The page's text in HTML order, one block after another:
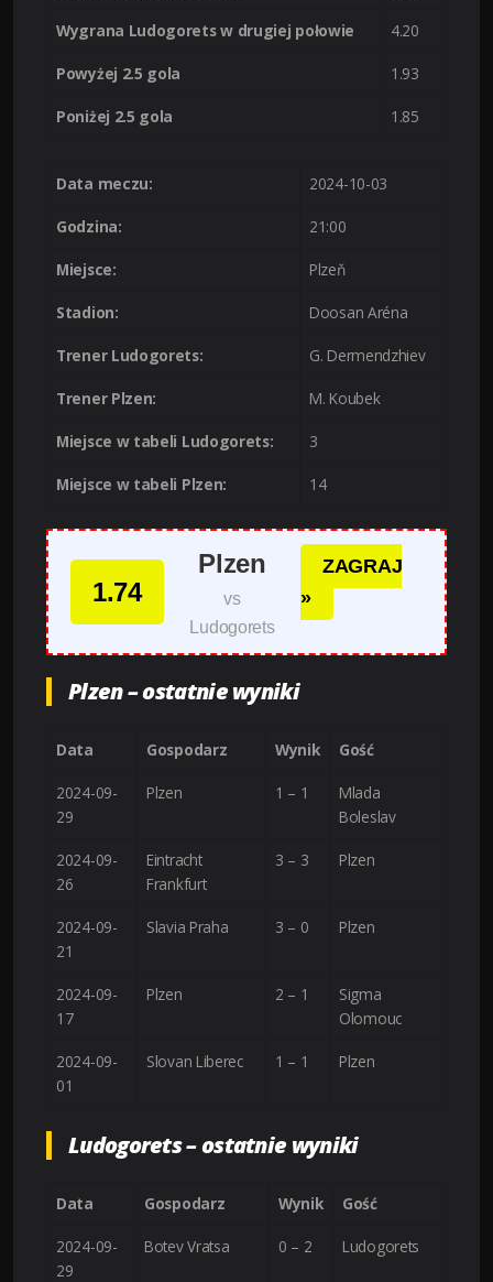
Wygrana Ludogorets w drugiej połowie 4.20
Powyżej 2.5 gola 1.93
Poniżej 2.5 gola 1.85
Data meczu: 2024-10-03
Godzina: 21:00
Miejsce: Plzeň
Stadion: Doosan Aréna
Trener Ludogorets: G. Dermendzhiev
Trener Plzen: M. Koubek
Miejsce w tabeli Ludogorets: 3
Miejsce w tabeli Plzen: 14
1.74
Plzen
vs
Ludogorets
ZAGRAJ
»
Plzen – ostatnie wyniki
Data Gospodarz Wynik Gość
2024-09-
29
Plzen 1 – 1
Mlada
Boleslav
2024-09-
26
Eintracht
Frankfurt
3 – 3 Plzen
2024-09-
21
Slavia Praha 3 – 0 Plzen
2024-09-
17
Plzen 2 – 1
Sigma
Olomouc
2024-09-
01
Slovan Liberec 1 – 1 Plzen
Ludogorets – ostatnie wyniki
Data Gospodarz Wynik Gość
2024-09-
29
Botev Vratsa 0 – 2 Ludogorets